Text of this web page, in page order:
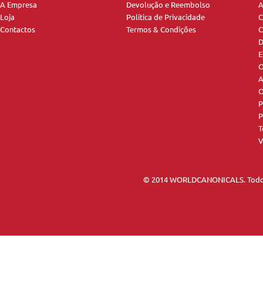
A Empresa
Loja
Contactos
Devolução e Reembolso
Política de Privacidade
Termos & Condições
© 2014 WORLDCANONICALS.